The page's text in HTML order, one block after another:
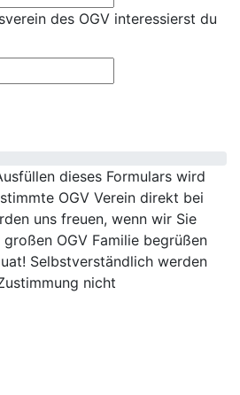
des OGV interessierst du
dieses Formulars wird
OGV Verein direkt bei
uns freuen, wenn wir Sie
OGV Familie begrüßen
Selbstverständlich werden
nicht